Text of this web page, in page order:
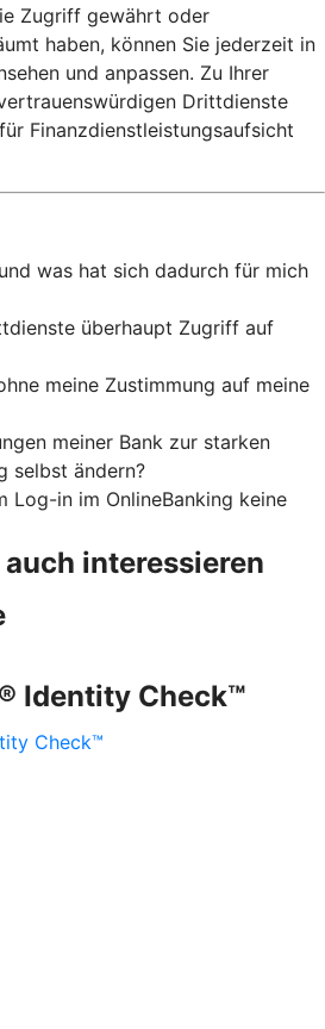
Zugriff gewährt oder
haben, können Sie jederzeit in
und anpassen. Zu Ihrer
Drittdienste
Finanzdienstleistungsaufsicht
was hat sich dadurch für mich
überhaupt Zugriff auf
meine Zustimmung auf meine
meiner Bank zur starken
selbst ändern?
Log-in im OnlineBanking keine
interessieren
Identity Check™
Check™